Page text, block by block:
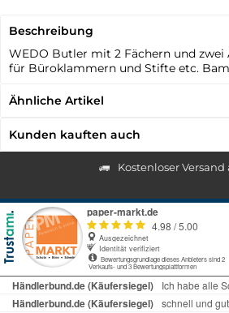
Beschreibung
WEDO Butler mit 2 Fächern und
für Büroklammern und Stifte etc.
Ähnliche Artikel
Kunden kauften auch
Kostenloser Versand